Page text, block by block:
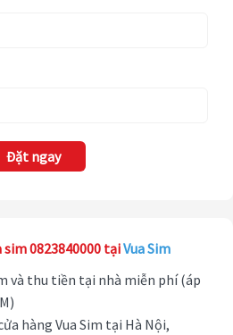
Đặt ngay
0823840000 tạiVua Sim
và thu tiền tại nhà miễn phí (áp
hàng Vua Sim tại Hà Nội,